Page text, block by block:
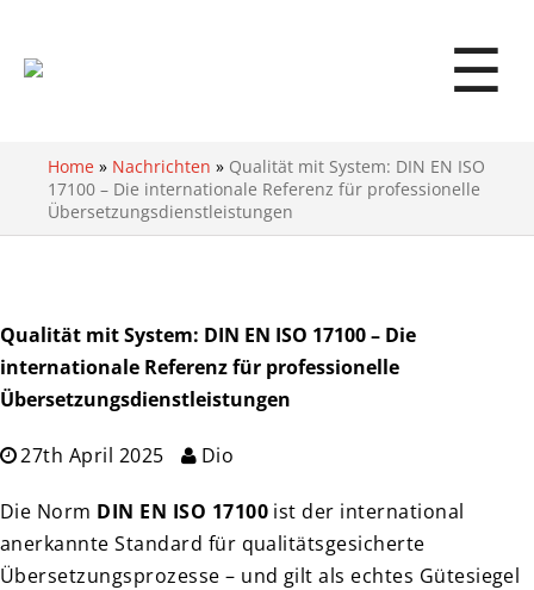
☰
Home » Nachrichten » Qualität mit System: DIN EN ISO
17100 – Die internationale Referenz für professionelle
Übersetzungsdienstleistungen
Qualität mit System: DIN EN ISO 17100 – Die
internationale Referenz für professionelle
Übersetzungsdienstleistungen
27th April 2025 Dio
Die Norm DIN EN ISO 17100 ist der international
anerkannte Standard für qualitätsgesicherte
Übersetzungsprozesse – und gilt als echtes Gütesiegel